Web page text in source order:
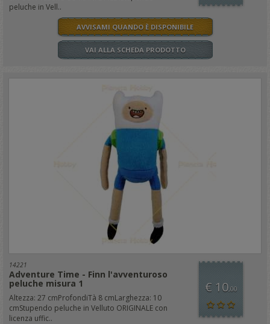
peluche in Vell..
AVVISAMI QUANDO È DISPONIBILE
VAI ALLA SCHEDA PRODOTTO
14221
Adventure Time - Finn l'avventuroso
peluche misura 1
Altezza: 27 cmProfondiTà 8 cmLarghezza: 10
cmStupendo peluche in Velluto ORIGINALE con
licenza uffic..
€ 10,00